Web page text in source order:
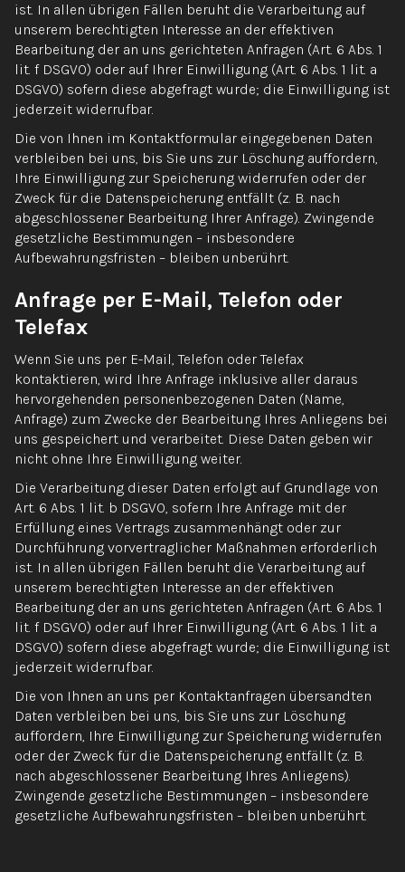
ist. In allen übrigen Fällen beruht die Verarbeitung auf
unserem berechtigten Interesse an der effektiven
Bearbeitung der an uns gerichteten Anfragen (Art. 6 Abs. 1
lit. f DSGVO) oder auf Ihrer Einwilligung (Art. 6 Abs. 1 lit. a
DSGVO) sofern diese abgefragt wurde; die Einwilligung ist
jederzeit widerrufbar.
Die von Ihnen im Kontaktformular eingegebenen Daten
verbleiben bei uns, bis Sie uns zur Löschung auffordern,
Ihre Einwilligung zur Speicherung widerrufen oder der
Zweck für die Datenspeicherung entfällt (z. B. nach
abgeschlossener Bearbeitung Ihrer Anfrage). Zwingende
gesetzliche Bestimmungen – insbesondere
Aufbewahrungsfristen – bleiben unberührt.
Anfrage per E-Mail, Telefon oder
Telefax
Wenn Sie uns per E-Mail, Telefon oder Telefax
kontaktieren, wird Ihre Anfrage inklusive aller daraus
hervorgehenden personenbezogenen Daten (Name,
Anfrage) zum Zwecke der Bearbeitung Ihres Anliegens bei
uns gespeichert und verarbeitet. Diese Daten geben wir
nicht ohne Ihre Einwilligung weiter.
Die Verarbeitung dieser Daten erfolgt auf Grundlage von
Art. 6 Abs. 1 lit. b DSGVO, sofern Ihre Anfrage mit der
Erfüllung eines Vertrags zusammenhängt oder zur
Durchführung vorvertraglicher Maßnahmen erforderlich
ist. In allen übrigen Fällen beruht die Verarbeitung auf
unserem berechtigten Interesse an der effektiven
Bearbeitung der an uns gerichteten Anfragen (Art. 6 Abs. 1
lit. f DSGVO) oder auf Ihrer Einwilligung (Art. 6 Abs. 1 lit. a
DSGVO) sofern diese abgefragt wurde; die Einwilligung ist
jederzeit widerrufbar.
Die von Ihnen an uns per Kontaktanfragen übersandten
Daten verbleiben bei uns, bis Sie uns zur Löschung
auffordern, Ihre Einwilligung zur Speicherung widerrufen
oder der Zweck für die Datenspeicherung entfällt (z. B.
nach abgeschlossener Bearbeitung Ihres Anliegens).
Zwingende gesetzliche Bestimmungen – insbesondere
gesetzliche Aufbewahrungsfristen – bleiben unberührt.